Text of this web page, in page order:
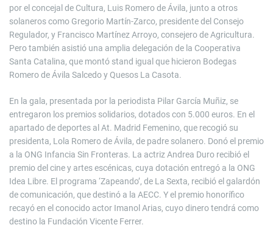
por el concejal de Cultura, Luis Romero de Ávila, junto a otros
solaneros como Gregorio Martín-Zarco, presidente del Consejo
Regulador, y Francisco Martínez Arroyo, consejero de Agricultura.
Pero también asistió una amplia delegación de la Cooperativa
Santa Catalina, que montó stand igual que hicieron Bodegas
Romero de Ávila Salcedo y Quesos La Casota.
En la gala, presentada por la periodista Pilar García Muñiz, se
entregaron los premios solidarios, dotados con 5.000 euros. En el
apartado de deportes al At. Madrid Femenino, que recogió su
presidenta, Lola Romero de Ávila, de padre solanero. Donó el premio
a la ONG Infancia Sin Fronteras. La actriz Andrea Duro recibió el
premio del cine y artes escénicas, cuya dotación entregó a la ONG
Idea Libre. El programa ‘Zapeando’, de La Sexta, recibió el galardón
de comunicación, que destinó a la AECC. Y el premio honorífico
recayó en el conocido actor Imanol Arias, cuyo dinero tendrá como
destino la Fundación Vicente Ferrer.